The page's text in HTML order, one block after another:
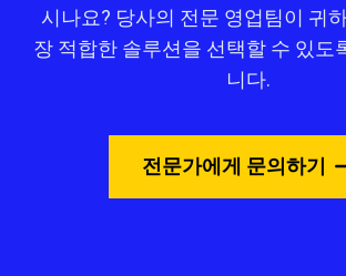
시나요? 당사의 전문 영업팀이 귀
장 적합한 솔루션을 선택할 수 있도
니다.
전문가에게 문의하기